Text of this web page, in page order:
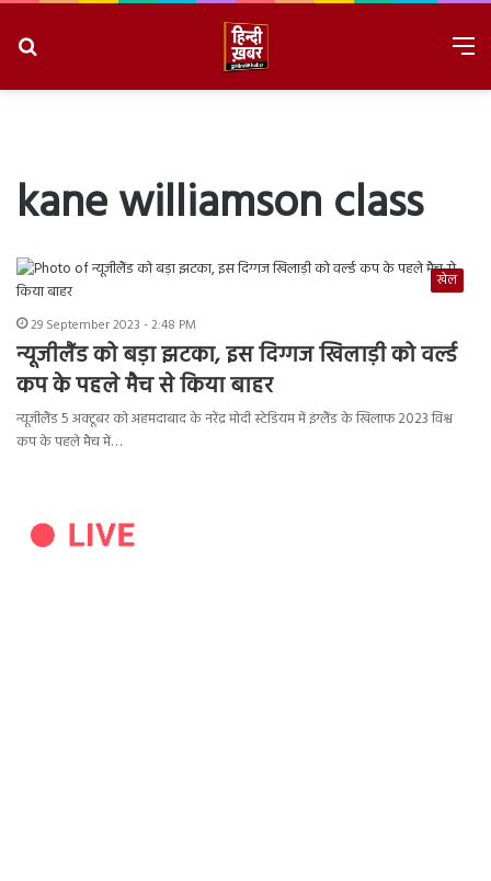
kane williamson class
खेल
29 September 2023 - 2:48 PM
न्यूजीलैंड को बड़ा झटका, इस दिग्गज खिलाड़ी को वर्ल्ड
कप के पहले मैच से किया बाहर
न्यूजीलैंड 5 अक्टूबर को अहमदाबाद के नरेंद्र मोदी स्टेडियम में इंग्लैंड के खिलाफ 2023 विश्व
कप के पहले मैच में…